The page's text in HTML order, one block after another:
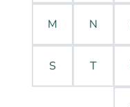
M N
S T